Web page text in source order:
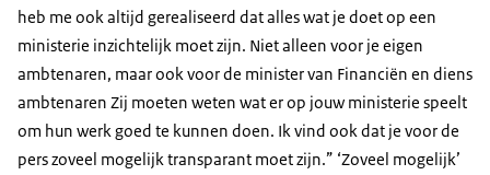
heb me ook altijd gerealiseerd dat alles wat je doet op een
ministerie inzichtelijk moet zijn. Niet alleen voor je eigen
ambtenaren, maar ook voor de minister van Financiën en diens
ambtenaren Zij moeten weten wat er op jouw ministerie speelt
om hun werk goed te kunnen doen. Ik vind ook dat je voor de
pers zoveel mogelijk transparant moet zijn.” ‘Zoveel mogelijk’